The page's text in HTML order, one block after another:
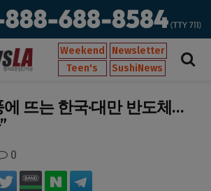
Weekend
Newsletter
Teen's
SushiNews
에 뜨는 한국·대만 반도체…
0